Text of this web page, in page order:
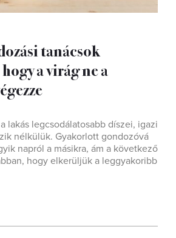
tanácsok
a virág ne a
lakás legcsodálatosabb díszei, igazi
nélkülük. Gyakorlott gondozóvá
napról a másikra, ám a következő
hogy elkerüljük a leggyakoribb